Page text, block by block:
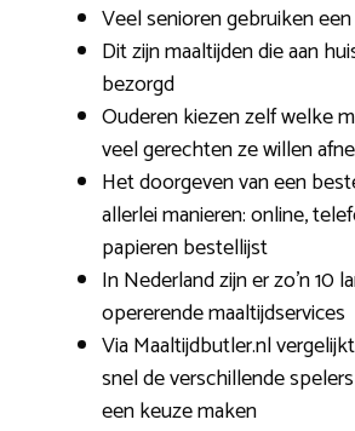
Veel senioren gebruiken
Dit zijn maaltijden die aan
bezorgd
Ouderen kiezen zelf welke
veel gerechten ze willen
Het doorgeven van een
allerlei manieren: online,
papieren bestellijst
In Nederland zijn er zo’n 10
opererende maaltijdservices
Via Maaltijdbutler.nl
snel de verschillende
een keuze maken